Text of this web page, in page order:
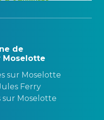
de
Moselotte
sur Moselotte
Ferry
Moselotte